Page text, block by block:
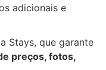
adicionais e
Stays, que garante
preços, fotos,